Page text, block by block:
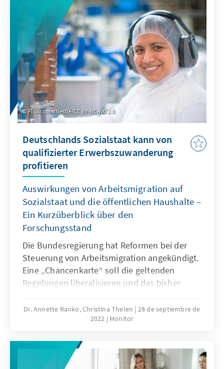
deutlich öfter von Armut, Armutsrisiko und
Arbeitslosigkeit betroffen als andere. Um zu
verhindern, dass sich zwischen Gruppen
unterschiedlicher Herkunft ein
soziodemografisches Gefälle bildet und
verfestigt und um Teilhabe zu stärken, ist ein
deutliches Mehr an Fördern und Fordern im
Bereich Bildung, Qualifikation und
Arbeitsmarktintegration notwendig.
Flickr.com/Nestlé/CC BY-NC-ND 2.0
Deutschlands Sozialstaat kann von
qualifizierter Erwerbszuwanderung
profitieren
Auswirkungen von Arbeitsmigration auf
Sozialstaat und die öffentlichen Haushalte –
Ein Kurzüberblick über den
Forschungsstand
Die Bundesregierung hat Reformen bei der
Steuerung von Arbeitsmigration angekündigt.
Eine „Chancenkarte“ soll die geltenden
Regelungen liberalisieren und das bisher
Der vorliegende Text gibt einen Überblick
über die Fachdebatte zu Auswirkungen von
den Effekten unterschiedlicher
Qualifikationsprofile. Er formuliert, was sich
Dr. Annette Ranko, Christina Thelen
28 de septiembre de
2022
Monitor